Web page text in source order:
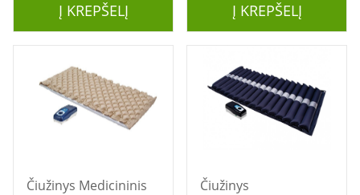
Į KREPŠELĮ Į KREPŠELĮ
Čiužinys Medicininis
Čiužinys